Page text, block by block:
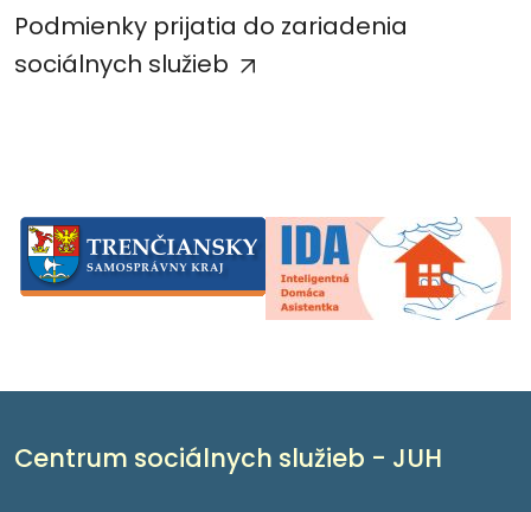
Podmienky prijatia do zariadenia
sociálnych služieb
Centrum sociálnych služieb - JUH